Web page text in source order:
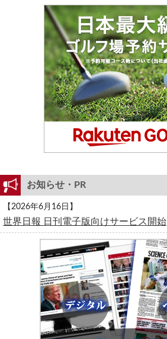
お知らせ・PR
【2026年6月16日】
世界日報 日刊電子版向けサービス開始